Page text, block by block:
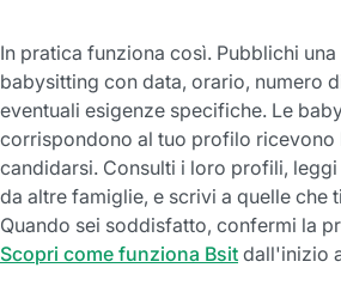
In pratica funziona così. Pubblichi
babysitting con data, orario, numero
eventuali esigenze specifiche. Le
corrispondono al tuo profilo ricevono
candidarsi. Consulti i loro profili,
da altre famiglie, e scrivi a quelle che
Quando sei soddisfatto, confermi la
Scopri come funziona Bsit dall'inizio